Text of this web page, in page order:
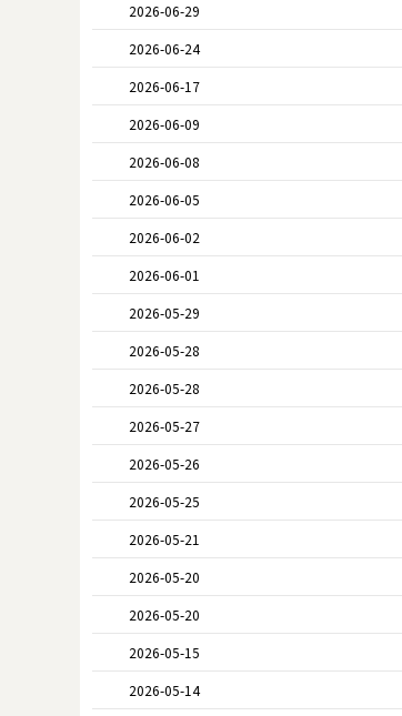
2026-06-29
2026-06-24
2026-06-17
2026-06-09
2026-06-08
2026-06-05
2026-06-02
2026-06-01
2026-05-29
2026-05-28
2026-05-28
2026-05-27
2026-05-26
2026-05-25
2026-05-21
2026-05-20
2026-05-20
2026-05-15
2026-05-14